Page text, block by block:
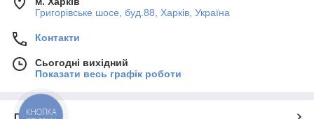
Григорівське шосе, буд.88, Харків, Україна
Контакти
Сьогодні вихідний
Показати весь графік роботи
КНОПКА